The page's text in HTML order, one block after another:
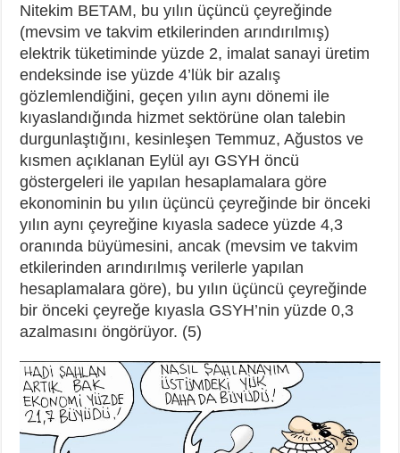
Nitekim BETAM, bu yılın üçüncü çeyreğinde
(mevsim ve takvim etkilerinden arındırılmış)
elektrik tüketiminde yüzde 2, imalat sanayi üretim
endeksinde ise yüzde 4’lük bir azalış
gözlemlendiğini, geçen yılın aynı dönemi ile
kıyaslandığında hizmet sektörüne olan talebin
durgunlaştığını, kesinleşen Temmuz, Ağustos ve
kısmen açıklanan Eylül ayı GSYH öncü
göstergeleri ile yapılan hesaplamalara göre
ekonominin bu yılın üçüncü çeyreğinde bir önceki
yılın aynı çeyreğine kıyasla sadece yüzde 4,3
oranında büyümesini, ancak (mevsim ve takvim
etkilerinden arındırılmış verilerle yapılan
hesaplamalara göre), bu yılın üçüncü çeyreğinde
bir önceki çeyreğe kıyasla GSYH’nin yüzde 0,3
azalmasını öngörüyor. (5)